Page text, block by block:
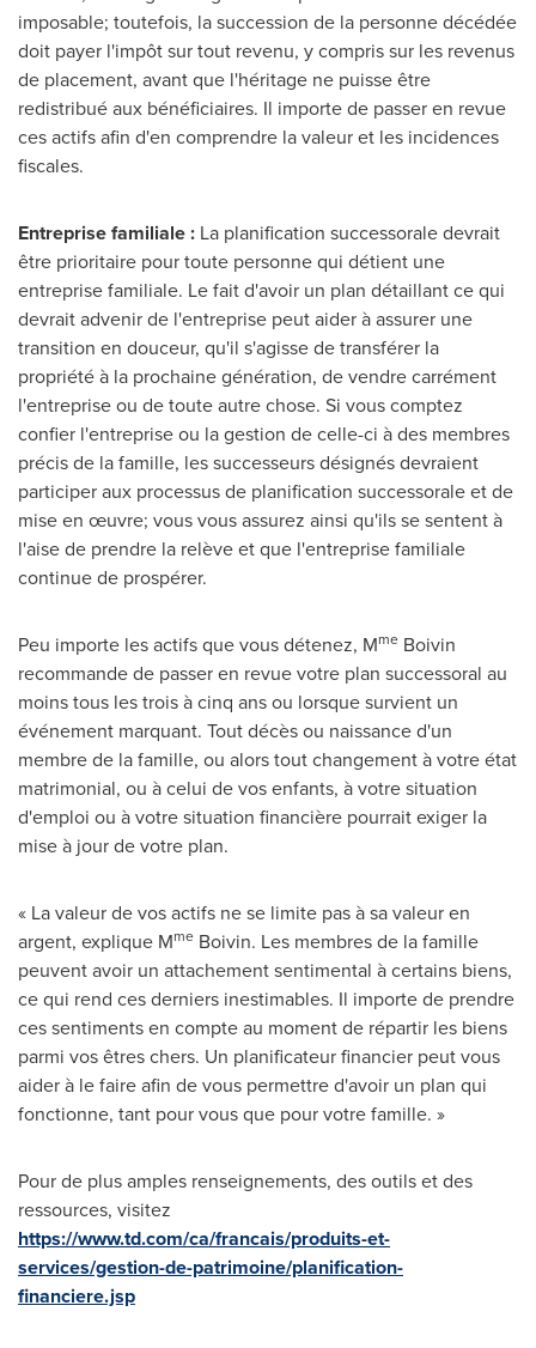
imposable; toutefois, la succession de la personne décédée
doit payer l'impôt sur tout revenu, y compris sur les revenus
de placement, avant que l'héritage ne puisse être
redistribué aux bénéficiaires. Il importe de passer en revue
ces actifs afin d'en comprendre la valeur et les incidences
fiscales.
Entreprise familiale : La planification successorale devrait
être prioritaire pour toute personne qui détient une
entreprise familiale. Le fait d'avoir un plan détaillant ce qui
devrait advenir de l'entreprise peut aider à assurer une
transition en douceur, qu'il s'agisse de transférer la
propriété à la prochaine génération, de vendre carrément
l'entreprise ou de toute autre chose. Si vous comptez
confier l'entreprise ou la gestion de celle-ci à des membres
précis de la famille, les successeurs désignés devraient
participer aux processus de planification successorale et de
mise en œuvre; vous vous assurez ainsi qu'ils se sentent à
l'aise de prendre la relève et que l'entreprise familiale
continue de prospérer.
Peu importe les actifs que vous détenez, Mme Boivin
recommande de passer en revue votre plan successoral au
moins tous les trois à cinq ans ou lorsque survient un
événement marquant. Tout décès ou naissance d'un
membre de la famille, ou alors tout changement à votre état
matrimonial, ou à celui de vos enfants, à votre situation
d'emploi ou à votre situation financière pourrait exiger la
mise à jour de votre plan.
« La valeur de vos actifs ne se limite pas à sa valeur en
argent, explique Mme Boivin. Les membres de la famille
peuvent avoir un attachement sentimental à certains biens,
ce qui rend ces derniers inestimables. Il importe de prendre
ces sentiments en compte au moment de répartir les biens
parmi vos êtres chers. Un planificateur financier peut vous
aider à le faire afin de vous permettre d'avoir un plan qui
fonctionne, tant pour vous que pour votre famille. »
Pour de plus amples renseignements, des outils et des
ressources, visitez
https://www.td.com/ca/francais/produits-et-
services/gestion-de-patrimoine/planification-
financiere.jsp